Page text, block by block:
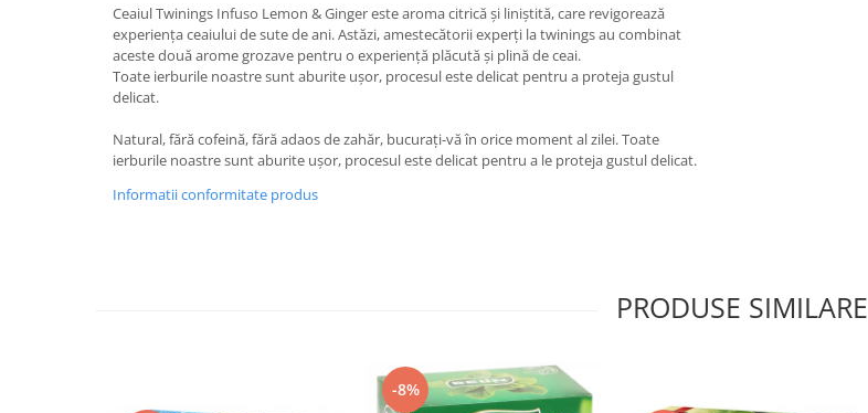
Ceaiul Twinings Infuso Lemon & Ginger este aroma citrică și liniștită, care revigorează
experiența ceaiului de sute de ani. Astăzi, amestecătorii experți la twinings au combinat
aceste două arome grozave pentru o experiență plăcută și plină de ceai.
Toate ierburile noastre sunt aburite ușor, procesul este delicat pentru a proteja gustul
delicat.
Natural, fără cofeină, fără adaos de zahăr, bucurați-vă în orice moment al zilei. Toate
ierburile noastre sunt aburite ușor, procesul este delicat pentru a le proteja gustul delicat.
Informatii conformitate produs
PRODUSE SIMILARE
-8%